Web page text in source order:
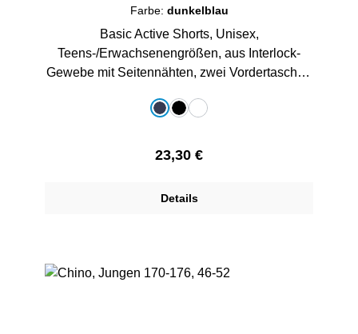
Farbe: dunkelblau
Basic Active Shorts, Unisex,
Teens-/Erwachsenengrößen, aus Interlock-
Gewebe mit Seitennähten, zwei Vordertaschen
gedrucktem Schullogo, 100% Polyester
auswählendunkelblau
schwarz
weiß
Regulärer Preis:
23,30 €
Details